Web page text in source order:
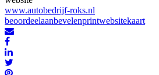
www.autobedrijf-roks.nl
beoordeelaanbevelenprintwebsitekaart